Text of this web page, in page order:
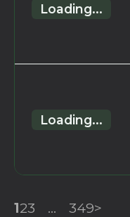
Loading...
Loading...
123 ... 349>